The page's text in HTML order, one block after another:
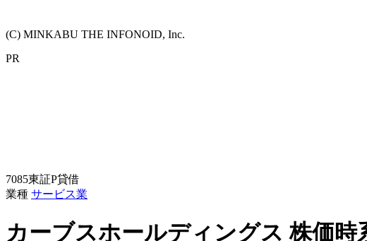
(C) MINKABU THE INFONOID, Inc.
PR
7085東証P貸借
業種 サービス業
カーブスホールディングス株価時